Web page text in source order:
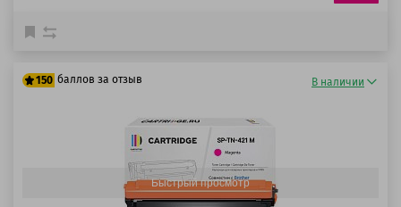
150 баллов за отзыв В наличии
Быстрый просмотр